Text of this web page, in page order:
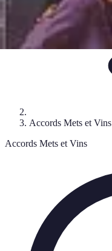
Accords Mets et Vins
Accords Mets et Vins